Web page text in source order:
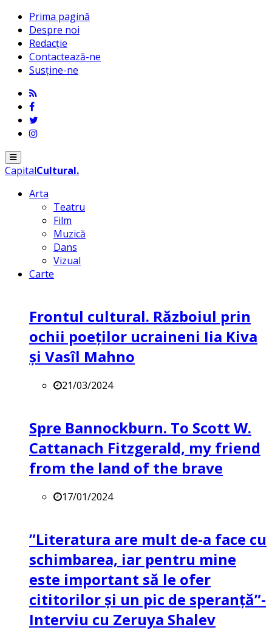
Prima pagină
Despre noi
Redacție
Contactează-ne
Susține-ne
Menu
CapitalCultural.
Arta
Teatru
Film
Muzică
Dans
Vizual
Carte
Frontul cultural. Războiul prin
ochii poeților ucraineni Iia Kiva
și Vasîl Mahno
21/03/2024
Spre Bannockburn. To Scott W.
Cattanach Fitzgerald, my friend
from the land of the brave
17/01/2024
”Literatura are mult de-a face cu
schimbarea, iar pentru mine
este important să le ofer
cititorilor și un pic de speranță”-
Interviu cu Zeruya Shalev